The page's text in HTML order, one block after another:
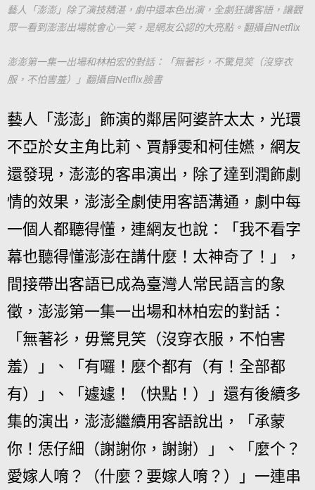
藝人「澎澎」除了演技精湛，劇中還本色出演，全劇狂講客語，讓觀
眾一看到澎澎出場就會心一笑，是網友公認的大亮點。翻攝自Netflix
澎澎第一集一出場和林柏宏的對話：「無著衫，不驚見笑（沒穿衣
服，不怕害羞）」翻攝自Netflix臉書
藝人「澎澎」飾演的鄰居阿婆許太太，光環
不亞於女主角比莉、賈靜雯和柯佳嬿，網友
還發現，澎澎的客串演出，除了達到潤飾劇
情的效果，澎澎全劇使用客語溝通，劇中每
一個人都聽得懂，連網友也說：「我不看字
幕也聽得懂澎澎在講什麼！太神奇了！」，
間接帶出客語已成為臺灣人常民語言的象
徵，澎澎第一集一出場和林柏宏的對話：
「無著衫，毋驚見笑（沒穿衣服，不怕害
羞）」、「有囉！麼个都有（有！全部都
有）」、「遽遽！（快點！）」還有後續多
集的演出，澎澎繼續用客語說出，「承蒙
你！恁仔細（謝謝你，謝謝）」、「麼个？
愛嫁人唷？（什麼？要嫁人唷？）」一連串